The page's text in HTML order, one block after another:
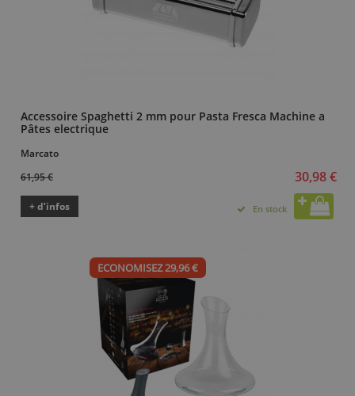
Accessoire Spaghetti 2 mm pour Pasta Fresca Machine a
Pâtes electrique
Marcato
61,95 €
30,98 €
+ d’infos En stock
ECONOMISEZ 29,96 €